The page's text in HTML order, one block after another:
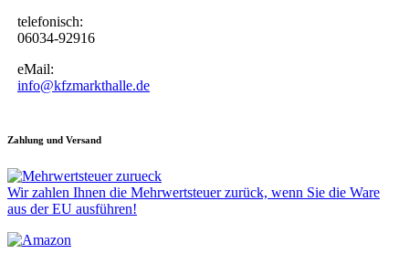
telefonisch:
06034-92916
eMail:
info@kfzmarkthalle.de
Zahlung und Versand
Wir zahlen Ihnen die Mehrwertsteuer zurück, wenn Sie die Ware
aus der EU ausführen!